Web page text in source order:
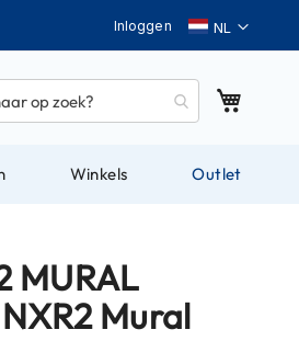
Taal
Inloggen
Winkels Outlet
MURAL
Mural